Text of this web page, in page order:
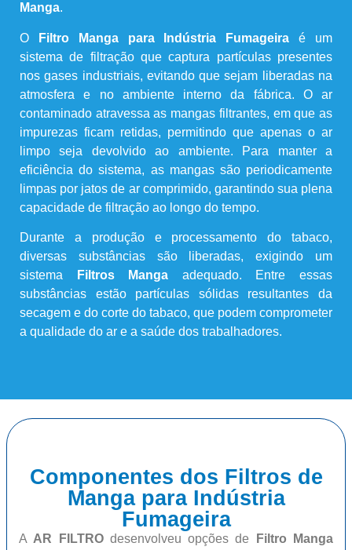
Manga.
O Filtro Manga para Indústria Fumageira é um
sistema de filtração que captura partículas presentes
nos gases industriais, evitando que sejam liberadas na
atmosfera e no ambiente interno da fábrica. O ar
contaminado atravessa as mangas filtrantes, em que as
impurezas ficam retidas, permitindo que apenas o ar
limpo seja devolvido ao ambiente. Para manter a
eficiência do sistema, as mangas são periodicamente
limpas por jatos de ar comprimido, garantindo sua plena
capacidade de filtração ao longo do tempo.
Durante a produção e processamento do tabaco,
diversas substâncias são liberadas, exigindo um
sistema
Filtros Manga adequado. Entre essas
substâncias estão partículas sólidas resultantes da
secagem e do corte do tabaco, que podem comprometer
a qualidade do ar e a saúde dos trabalhadores.
Componentes dos Filtros de
Manga para Indústria
Fumageira
A AR FILTROdesenvolveu opções de
Filtro Manga